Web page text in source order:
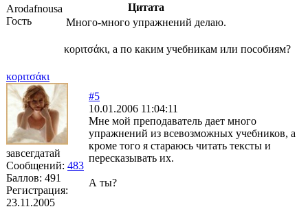
Arodafnousa
Гость
Цитата
Много-много упражнений делаю.
κoριτσάκι, а по каким учебникам или пособиям?
κoριτσάκι
завсегдатай
Сообщений: 483
Баллов: 491
Регистрация:
23.11.2005
#5
10.01.2006 11:04:11
Мне мой преподаватель дает много
упражнений из всевозможных учебников, а
кроме того я стараюсь читать тексты и
пересказывать их.
А ты?